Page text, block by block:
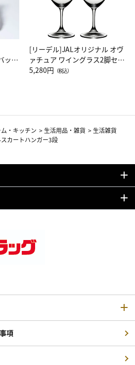
ッグ
ス
[リーデル]JALオリジナル オヴ
ァチュア ワイングラス2脚セッ
ト（レッドワイン）
5,280円 （税込）
・キッチン > 生活用品・雑貨 > 生活雑貨
カートハンガー3段
項